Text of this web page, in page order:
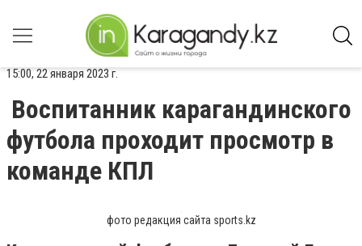
15:00, 22 января 2023 г.
Воспитанник карагандинского
футбола проходит просмотр в
команде КПЛ
фото редакция сайта sports.kz